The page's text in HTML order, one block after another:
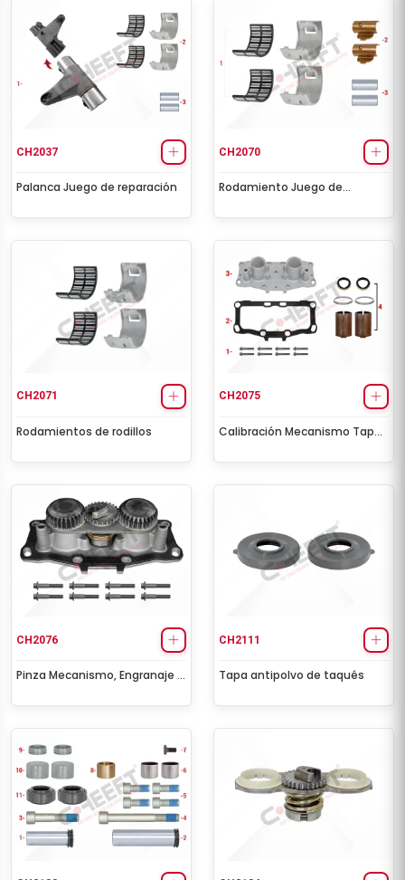
CH2037
Palanca Juego de reparación
CH2070
Rodamiento Juego de
CH2071
Rodamientos de rodillos
CH2075
Calibración Mecanismo Tapa
CH2076
Pinza Mecanismo, Engranaje &
CH2111
Tapa antipolvo de taqués